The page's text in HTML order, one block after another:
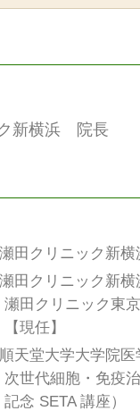
ク新横浜 院長
田クリニック新
田クリニック新
瀬田クリニック東
【現任】
天堂大学大学院医
次世代細胞・免疫
記念 SETA 講座）